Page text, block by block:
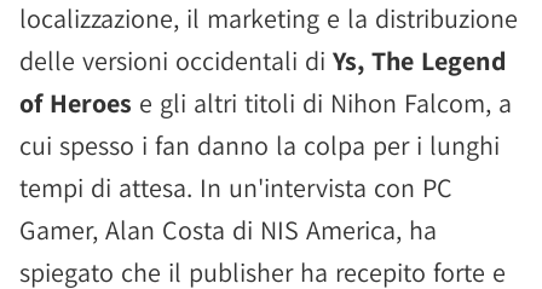
localizzazione, il marketing e la distribuzione
delle versioni occidentali di Ys, The Legend
of Heroes e gli altri titoli di Nihon Falcom, a
cui spesso i fan danno la colpa per i lunghi
tempi di attesa. In un'intervista con PC
Gamer, Alan Costa di NIS America, ha
spiegato che il publisher ha recepito forte e